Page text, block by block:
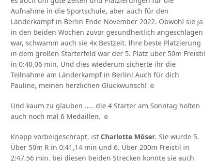
Aufnahme in die Sportschule, aber auch für den
Länderkampf in Berlin Ende November 2022. Obwohl sie ja
in den beiden Wochen zuvor gesundheitlich angeschlagen
war, schwamm auch sie 4x Bestzeit. Ihre beste Platzierung
in dem großen Starterfeld war der 5. Platz über 50m Freistil
in 0:40,06 min. Und dies wiederum sicherte ihr die
Teilnahme am Länderkampf in Berlin! Auch für dich
Pauline, meinen herzlichen Glückwunsch! ☺
Und kaum zu glauben ….. die 4 Starter am Sonntag holten
auch noch mal 6 Medaillen. ☺
Knapp vorbeigeschrapt, istCharlotte Möser. Sie wurde 5.
Über 50m R in 0:41,14 min und 6. Über 200m Freistil in
2:47,56 min. bei diesen beiden Strecken konnte sie auch